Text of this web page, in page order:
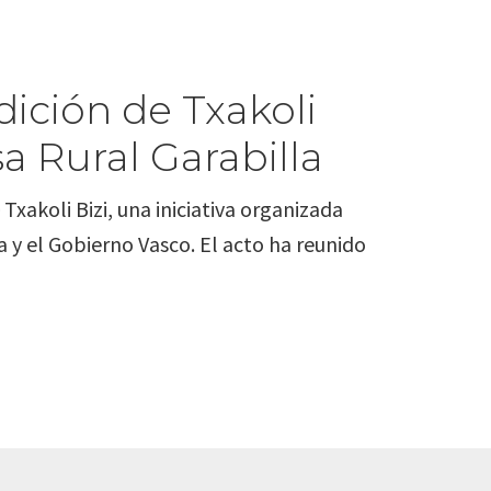
de Txakoli
Rural Garabilla
Bizi, una iniciativa organizada
el Gobierno Vasco. El acto ha reunido